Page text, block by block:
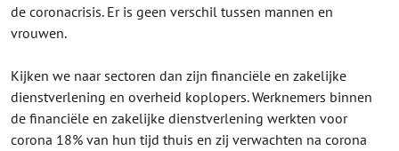
de coronacrisis. Er is geen verschil tussen mannen en
vrouwen.
Kijken we naar sectoren dan zijn financiële en zakelijke
dienstverlening en overheid koplopers. Werknemers binnen
de financiële en zakelijke dienstverlening werkten voor
corona 18% van hun tijd thuis en zij verwachten na corona